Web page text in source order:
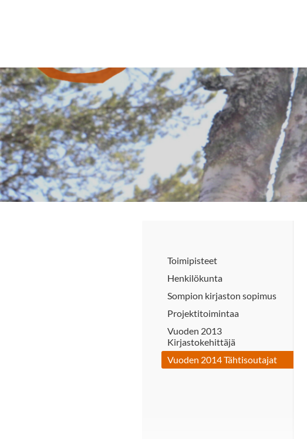
Toimipisteet
Henkilökunta
Sompion kirjaston sopimus
Projektitoimintaa
Vuoden 2013
Kirjastokehittäjä
Vuoden 2014 Tähtisoutajat